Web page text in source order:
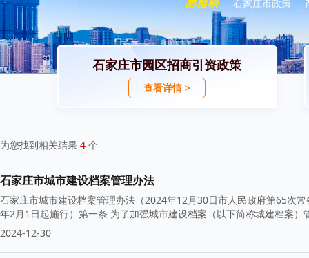
石家庄市政策
石家庄市园区招商引资政策
查看详情 >
为您找到相关结果 4 个
石家庄市城市建设档案管理办法
石家庄市城市建设档案管理办法（2024年12月30日市人民政府第65次
年2月1日起施行）第一条 为了加强城市建设档案（以下简称城建档案
2024-12-30